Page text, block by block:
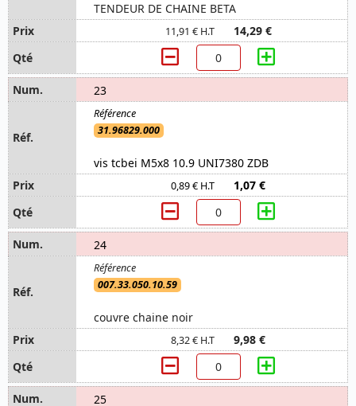
TENDEUR DE CHAINE BETA
11,91 € H.T 14,29 €
23
31.96829.000
vis tcbei M5x8 10.9 UNI7380 ZDB
0,89 € H.T 1,07 €
24
007.33.050.10.59
couvre chaine noir
8,32 € H.T 9,98 €
25